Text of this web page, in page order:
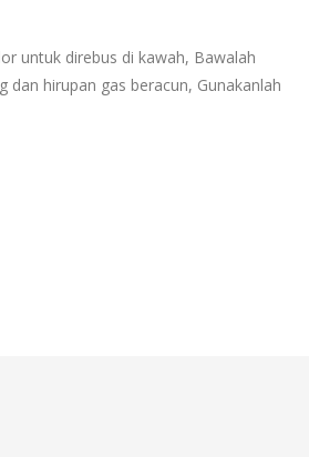
untuk direbus di kawah, Bawalah
hirupan gas beracun, Gunakanlah